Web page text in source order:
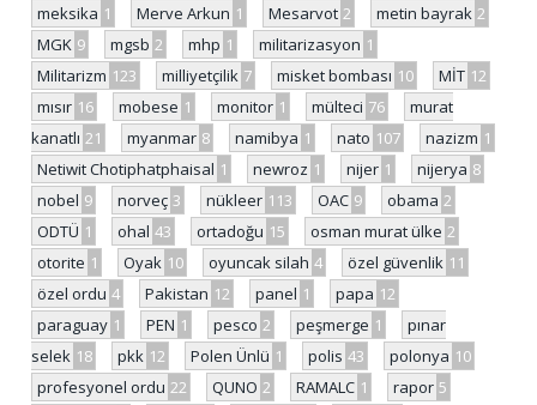
meksika 1 Merve Arkun 1 Mesarvot 2 metin bayrak 2
MGK 9 mgsb 2 mhp 1 militarizasyon 1
Militarizm 123 milliyetçilik 7 misket bombası 10 MİT 12
mısır 16 mobese 1 monitor 1 mülteci 76
murat
kanatlı 21 myanmar 8 namibya 1 nato 107 nazizm 1
Netiwit Chotiphatphaisal 1 newroz 1 nijer 1 nijerya 8
nobel 9 norveç 3 nükleer 113 OAC 9 obama 2
ODTÜ 1 ohal 43 ortadoğu 15 osman murat ülke 2
otorite 1 Oyak 10 oyuncak silah 4 özel güvenlik 11
özel ordu 4 Pakistan 12 panel 1 papa 12
paraguay 1 PEN 1 pesco 2 peşmerge 1
pınar
selek 18 pkk 12 Polen Ünlü 1 polis 43 polonya 10
profesyonel ordu 22 QUNO 2 RAMALC 1 rapor 5